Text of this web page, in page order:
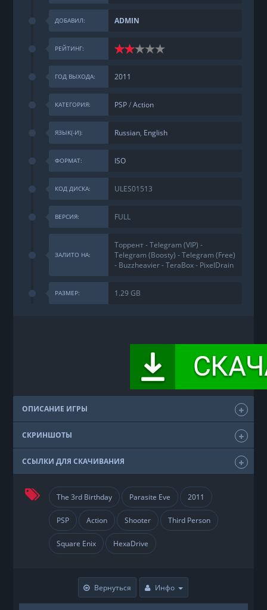
ДОБАВИЛ: ADMIN
РЕЙТИНГ:
ГОД ВЫХОДА: 2011
КАТЕГОРИЯ: PSP/Action
ЯЗЫК(-И): Russian, English
ФОРМАТ: ISO
КОД ДИСКА: ULES01513
ВЕРСИЯ: FULL
ЗАЛИТО НА:
Торрент - Telegram (VIP) -
Telegram (Boosty) - Telegram (Free)
- Buzzheavier - TeraBox - PixelDrain
РАЗМЕР: 1.29 GB
ОПИСАНИЕ ИГРЫ
СКРИНШОТЫ
ССЫЛКИ ДЛЯ СКАЧИВАНИЯ
The 3rd Birthday Parasite Eve 2011
PSP Action Shooter Third Person
Square Enix HexaDrive
Вернуться Инфо